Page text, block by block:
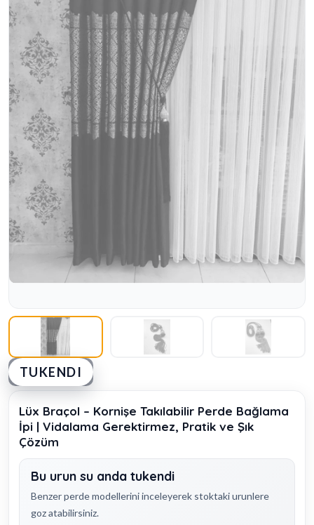
TUKENDI
Lüx Braçol – Kornişe Takılabilir Perde Bağlama
İpi | Vidalama Gerektirmez, Pratik ve Şık
Çözüm
Bu urun su anda tukendi
Benzer perde modellerini inceleyerek stoktaki urunlere
goz atabilirsiniz.